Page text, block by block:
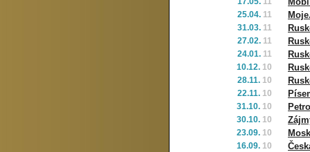
25.04. 11
31.03. 11
27.02. 11
24.01. 11
10.12. 10
28.11. 10
22.11. 10
31.10. 10
30.10. 10
23.09. 10
16.09. 10